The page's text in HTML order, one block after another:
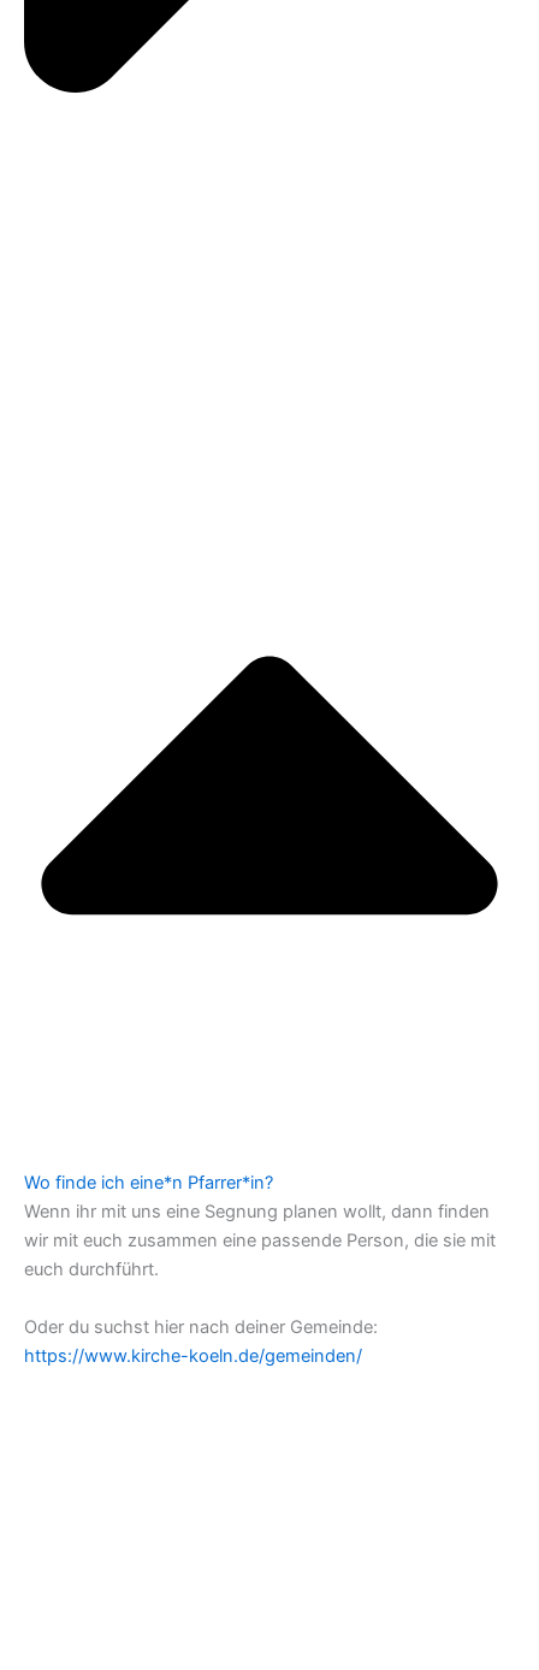
Wo finde ich eine*n Pfarrer*in?
Wenn ihr mit uns eine Segnung planen wollt, dann finden
wir mit euch zusammen eine passende Person, die sie mit
euch durchführt.
Oder du suchst hier nach deiner Gemeinde:
https://www.kirche-koeln.de/gemeinden/